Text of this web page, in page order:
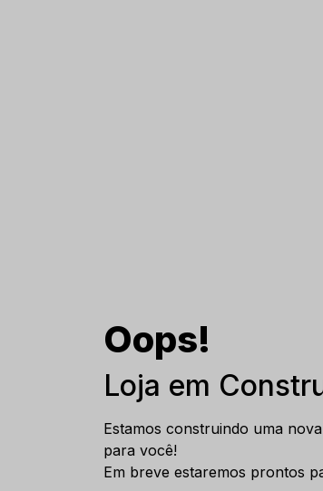
Oops!
Loja em
Estamos construindo uma
para você!
Em breve estaremos prontos